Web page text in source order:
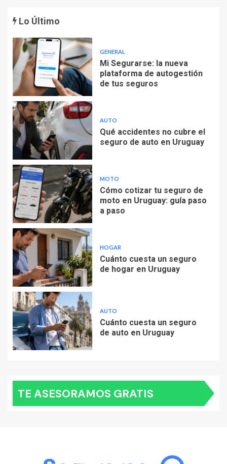
Lo Último
GENERAL
Mi Segurarse: la nueva
plataforma de autogestión
de tus seguros
AUTO
Qué accidentes no cubre el
seguro de auto en Uruguay
MOTO
Cómo cotizar tu seguro de
moto en Uruguay: guía paso
a paso
HOGAR
Cuánto cuesta un seguro
de hogar en Uruguay
AUTO
Cuánto cuesta un seguro
de auto en Uruguay
TE ASESORAMOS GRATIS